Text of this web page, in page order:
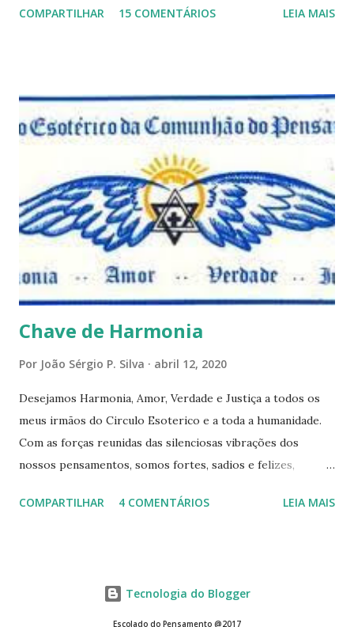
porque nem mesmo eu as tenho desta forma. Eu vos
e talvez contraditória a sua própria visão. Durante todo
este mês estaremos debatendo este tema e gostaríamos de
convida-lo a deixar seus comentários e reflexões no final
do texto clicando em novo comentário e acompanhar as
respostas e sugestões dos demais. Não estranhem o fato
de que teremos mais perguntas do que respostas, mais
reflexões do que formulações prontas, pois as perguntas
parecem contribuir mais para o aprendizado do que as
afirmações. Quem de nós pode de fato afirmar alguma coi...
COMPARTILHAR 15 COMENTÁRIOS LEIA MAIS
Chave de Harmonia
Por João Sérgio P. Silva abril 12, 2020
Desejamos Harmonia, Amor, Verdade e Justiça a todos os
meus irmãos do Circulo Esoterico e a toda a humanidade.
Com as forças reunidas das silenciosas vibrações dos
nossos pensamentos, somos fortes, sadios e felizes,
satisfeitos e em paz com o universo inteiro, e desejanos
seus filhos. assim seja
COMPARTILHAR 4 COMENTÁRIOS LEIA MAIS
Tecnologia do Blogger
Escolado do Pensamento @2017